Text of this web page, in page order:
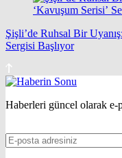
Şişli’de Ruhsal Bir
Sergisi Başlıyor
Haberleri güncel olarak e-